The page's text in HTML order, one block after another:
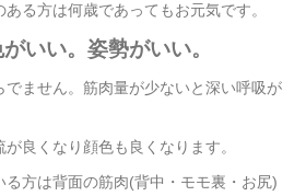
る方は何歳であってもお元気です。
いい。姿勢がいい。
ません。筋肉量が少ないと深い呼吸が
良くなり顔色も良くなります。
る方は背面の筋肉(背中・モモ裏・お尻)